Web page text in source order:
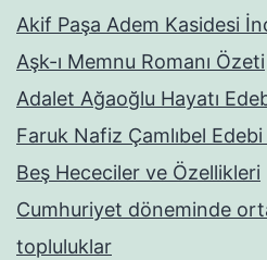
Akif Paşa Adem Kasidesi
Aşk-ı Memnu Romanı Özeti
Adalet Ağaoğlu Hayatı
Faruk Nafiz Çamlıbel
Beş Hececiler ve Özellikleri
Cumhuriyet döneminde
topluluklar